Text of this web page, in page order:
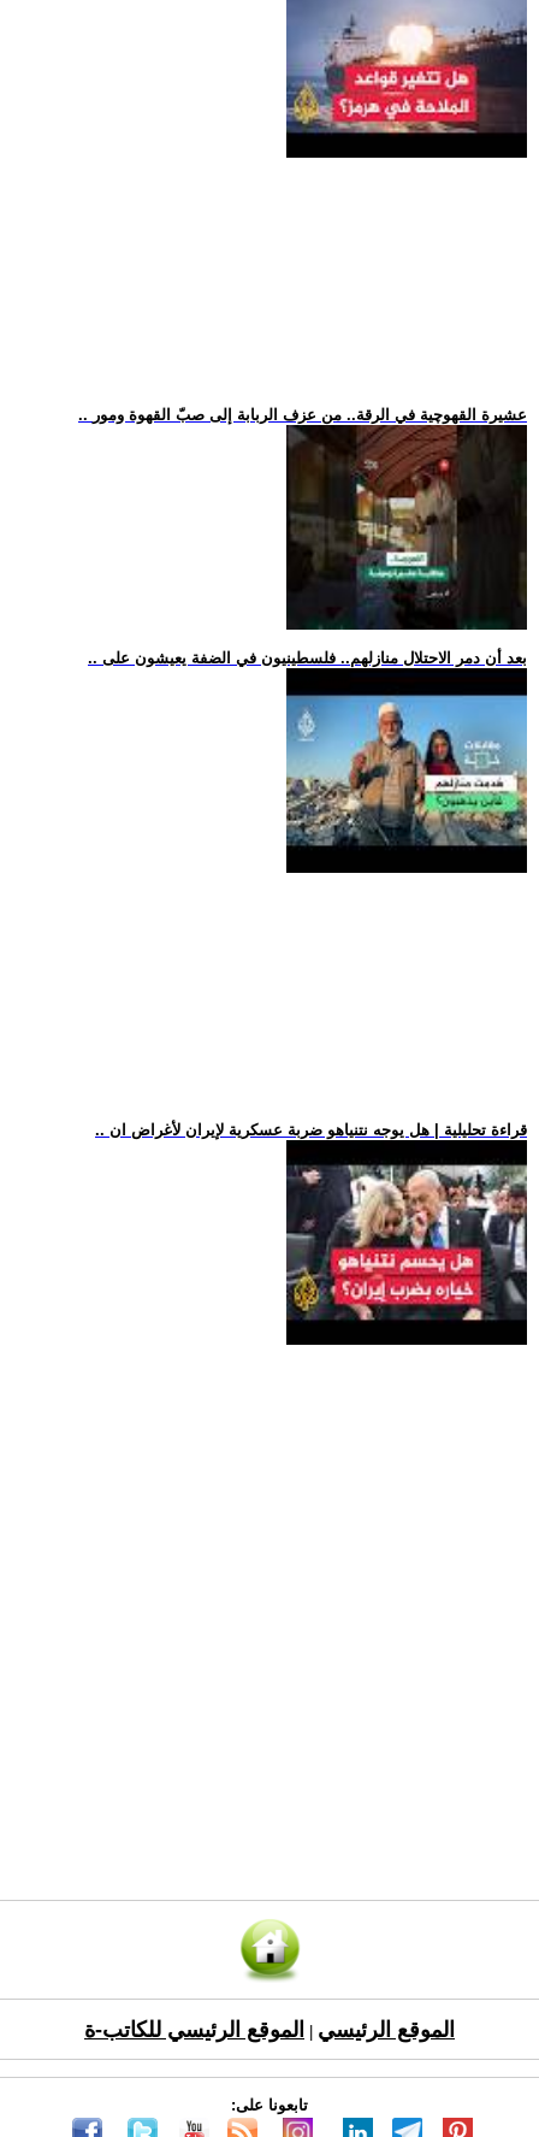
.. عشيرة القهوچية في الرقة.. من عزف الربابة إلى صبّ القهوة ومور
.. بعد أن دمر الاحتلال منازلهم.. فلسطينيون في الضفة يعيشون على
.. قراءة تحليلية | هل يوجه نتنياهو ضربة عسكرية لإيران لأغراض ان
الموقع الرئيسي الموقع الرئيسي للكاتب-ة
تابعونا على: